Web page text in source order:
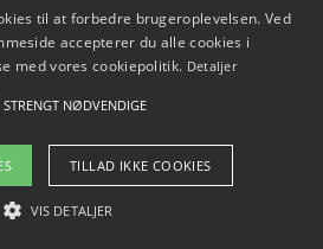
måltidskasser i Vejle
Blog Betingelser
til at forbedre brugeroplevelsen. Ved
accepterer du alle cookies i
med vores cookiepolitik. Detaljer
STRENGT NØDVENDIGE
TILLAD IKKE COOKIES
VIS DETALJER